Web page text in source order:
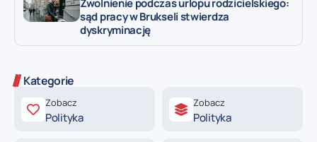
Zwolnienie podczas urlopu rodzicielskiego:
sąd pracy w Brukseli stwierdza
dyskryminację
Kategorie
Zobacz
Polityka
Zobacz
Polityka